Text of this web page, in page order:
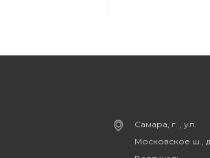
Самара, г. , ул.
Московское ш.,